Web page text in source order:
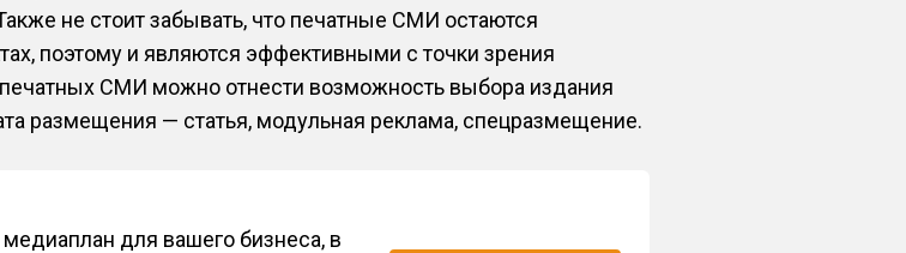
не стоит забывать, что печатные СМИ остаются
поэтому и являются эффективными с точки зрения
СМИ можно отнести возможность выбора издания
размещения — статья, модульная реклама, спецразмещение.
для вашего бизнеса, в